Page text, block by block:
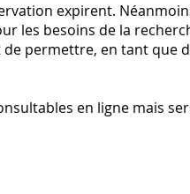
expirent.
les besoins de la
permettre, en tant que
en ligne mais